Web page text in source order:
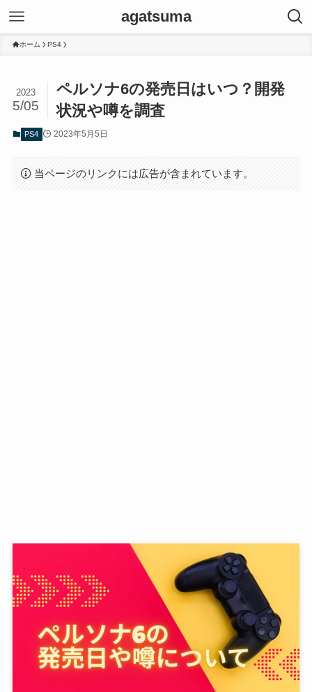
agatsuma
ホーム PS4
ペルソナ6の発売日はいつ？開発
状況や噂を調査
2023
5/05
PS4 2023年5月5日
当ページのリンクには広告が含まれています。